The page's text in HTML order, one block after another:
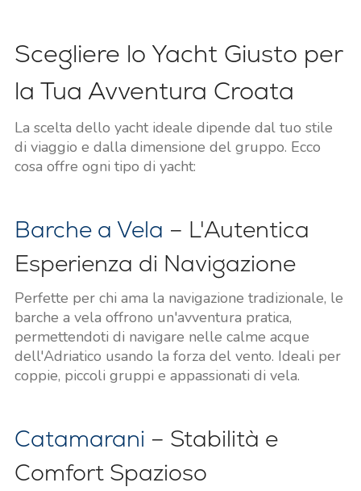
Scegliere lo Yacht Giusto per
la Tua Avventura Croata
La scelta dello yacht ideale dipende dal tuo stile
di viaggio e dalla dimensione del gruppo. Ecco
cosa offre ogni tipo di yacht:
Barche a Vela – L'Autentica
Esperienza di Navigazione
Perfette per chi ama la navigazione tradizionale, le
barche a vela offrono un'avventura pratica,
permettendoti di navigare nelle calme acque
dell'Adriatico usando la forza del vento. Ideali per
coppie, piccoli gruppi e appassionati di vela.
Catamarani – Stabilità e
Comfort Spazioso